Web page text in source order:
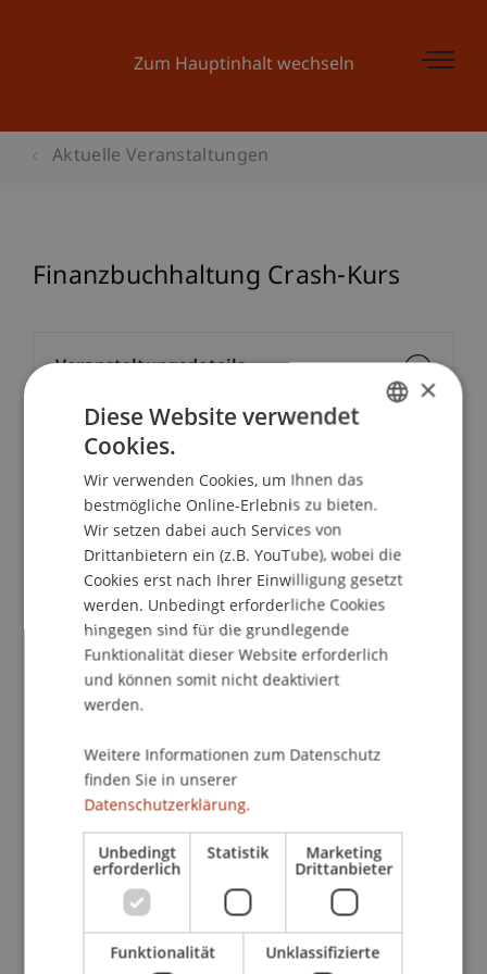
Zum Hauptinhalt wechseln
Aktuelle Veranstaltungen
Finanzbuchhaltung Crash-Kurs
Dozierende/Dozierender:
MMMag. DDr. Markus Jehle
School/Professur:
Studienverwaltung der Undergraduatestufe
Wirtschaftswissenschaften
Finanzbuchhaltung sowie die Verbuchung von
laufenden Geschäftsfällen erarbeitet. Dabei
werden auch die Funktion der Finanzbuchhaltung
im betrieblichen Rechnungswesen sowie ihre
Bedeutung im Rahmen der
Wirtschaftswissenschaften erläutert.
Veranstaltungsdetails
Kontakt
×
Diese Website verwendet
Cookies.
Wir verwenden Cookies, um Ihnen das
bestmögliche Online-Erlebnis zu bieten.
Wir setzen dabei auch Services von
Drittanbietern ein (z.B. YouTube), wobei die
Cookies erst nach Ihrer Einwilligung gesetzt
werden. Unbedingt erforderliche Cookies
hingegen sind für die grundlegende
Funktionalität dieser Website erforderlich
und können somit nicht deaktiviert
werden.
Weitere Informationen zum Datenschutz
finden Sie in unserer
Datenschutzerklärung.
Unbedingt
erforderlich
Statistik Marketing
Drittanbieter
Funktionalität Unklassifizierte